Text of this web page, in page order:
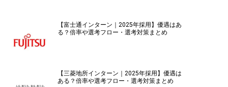
【富士通インターン｜2025年採用】優遇はあ
る？倍率や選考フロー・選考対策まとめ
【三菱地所インターン｜2025年採用】優遇は
ある？倍率や選考フロー・選考対策まとめ